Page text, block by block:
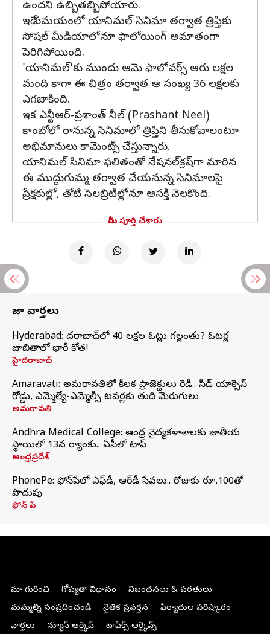
ఉందని ఉబ్బితబ్బిపోయారు.
ఇదే సమయంలో యానిమల్ సినిమా తర్వాత త్రిప్తికు
సోషల్‌ మీడియాలోనూ ఫాలోయింగ్‌ అమాతంగా
పెరిగిపోయింది.
'యానిమల్‌'కు ముందు ఆమె ఫాలోవర్స్‌ ఆరు లక్షల
మంది కాగా ఈ చిత్రం తర్వాత ఆ సంఖ్య 36 లక్షలకు
ఎగబాకింది.
ఇక ఎన్టీఆర్‌-ప్రశాంత్ నీల్‌ (Prashant Neel)
కాంబోలో రానున్న సినిమాలో త్రిప్తిని తీసుకోవాలంటూ
అభిమానులు కామెంట్స్‌ చేస్తున్నారు.
యానిమల్ సినిమా ఫలితంతో నేషనల్‌క్రష్‌గా మారిన
ఈ ముద్దుగుమ్మ తర్వాత చేయనున్న సినిమాలపై
ప్రేక్షకుల్లో, తోటి సెలబ్రిటిల్లోనూ ఆసక్తి నెలకొంది.
మీరు పూర్తి చేశారు
తాజా వార్తలు
Hyderabad: హైదరాబాద్‌లో 40 లక్షల ఓట్లు గల్లంతు? ఓటర్ల
జాబితాలో భారీ కోత!
హైదరాబాద్
Amaravati: అమరావతిలో కీలక ప్రాజెక్టులు రెడీ.. సీడ్‌ యాక్సెస్‌
రోడ్డు, ఎమ్మెల్యే-ఎమ్మెల్సీ టవర్లకు తుది మెరుగులు
అమరావతి
Andhra Medical College: ఆంధ్ర వైద్యకళాశాలకు జాతీయ
స్థాయిలో 13వ ర్యాంకు.. ఏపీలో టాప్
ఆంధ్రప్రదేశ్
PhonePe: ఫోన్‌పేలో ఎఫ్‌డీ, ఆర్‌డీ సేవలు.. రోజుకు రూ.100తో
పొదుపు
ఫోన్‌ పే
మా గురించి గోప్యతా విధానం
నిబంధనలు & షరతులు
మమ్మల్ని సంప్రదించండి
నైతిక ప్రవర్తన
ఫిర్యాదుల పరిష్కారం
వార్తలు
న్యూస్ ఆర్కైవ్ టాపిక్స్ ఆర్కైవ్స్